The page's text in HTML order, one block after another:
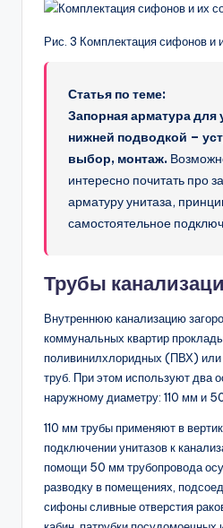
Рис. 3 Комплектация сифонов и
Статья по теме:
Запорная арматура для
нижней подводкой –
выбор, монтаж.
интересно почитать про
арматуру унитаза,
самостоятельное
Трубы
Внутреннюю канализацию
коммунальных квартир
поливинилхлоридных (ПВХ)
труб. При этом используют два
наружному диаметру: 110 мм и
110 мм трубы применяют в
подключении унитазов к
помощи 50 мм трубопровода
разводку в помещениях,
сифоны сливные отверстия